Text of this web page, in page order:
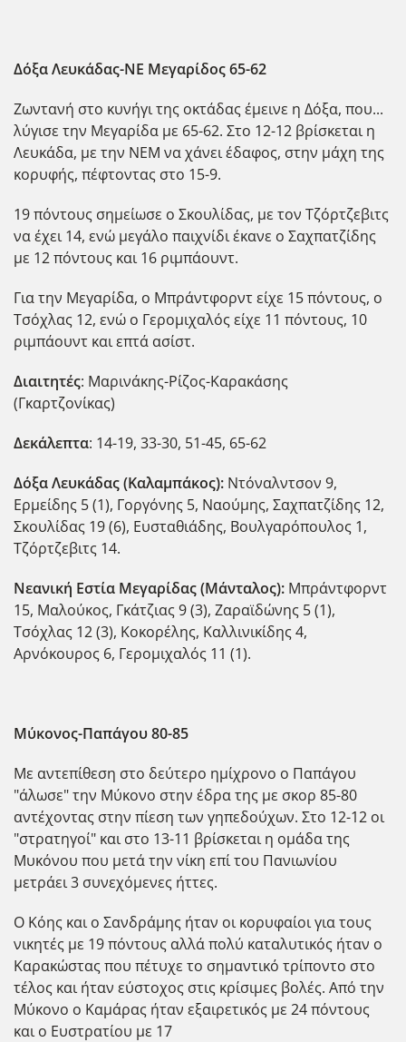
Δόξα Λευκάδας-ΝΕ Μεγαρίδος 65-62
Ζωντανή στο κυνήγι της οκτάδας έμεινε η Δόξα, που...
λύγισε την Μεγαρίδα με 65-62. Στο 12-12 βρίσκεται η
Λευκάδα, με την ΝΕΜ να χάνει έδαφος, στην μάχη της
κορυφής, πέφτοντας στο 15-9.
19 πόντους σημείωσε ο Σκουλίδας, με τον Τζόρτζεβιτς
να έχει 14, ενώ μεγάλο παιχνίδι έκανε ο Σαχπατζίδης
με 12 πόντους και 16 ριμπάουντ.
Για την Μεγαρίδα, ο Μπράντφορντ είχε 15 πόντους, ο
Τσόχλας 12, ενώ ο Γερομιχαλός είχε 11 πόντους, 10
ριμπάουντ και επτά ασίστ.
Διαιτητές: Μαρινάκης-Ρίζος-Καρακάσης
(Γκαρτζονίκας)
Δεκάλεπτα: 14-19, 33-30, 51-45, 65-62
Δόξα Λευκάδας (Καλαμπάκος): Ντόναλντσον 9,
Ερμείδης 5 (1), Γοργόνης 5, Ναούμης, Σαχπατζίδης 12,
Σκουλίδας 19 (6), Ευσταθιάδης, Βουλγαρόπουλος 1,
Τζόρτζεβιτς 14.
Νεανική Εστία Μεγαρίδας (Μάνταλος): Μπράντφορντ
15, Μαλούκος, Γκάτζιας 9 (3), Ζαραϊδώνης 5 (1),
Τσόχλας 12 (3), Κοκορέλης, Καλλινικίδης 4,
Αρνόκουρος 6, Γερομιχαλός 11 (1).
Μύκονος-Παπάγου 80-85
Με αντεπίθεση στο δεύτερο ημίχρονο ο Παπάγου
"άλωσε" την Μύκονο στην έδρα της με σκορ 85-80
αντέχοντας στην πίεση των γηπεδούχων. Στο 12-12 οι
"στρατηγοί" και στο 13-11 βρίσκεται η ομάδα της
Μυκόνου που μετά την νίκη επί του Πανιωνίου
μετράει 3 συνεχόμενες ήττες.
Ο Κόης και ο Σανδράμης ήταν οι κορυφαίοι για τους
νικητές με 19 πόντους αλλά πολύ καταλυτικός ήταν ο
Καρακώστας που πέτυχε το σημαντικό τρίποντο στο
τέλος και ήταν εύστοχος στις κρίσιμες βολές. Από την
Μύκονο ο Καμάρας ήταν εξαιρετικός με 24 πόντους
και ο Ευστρατίου με 17